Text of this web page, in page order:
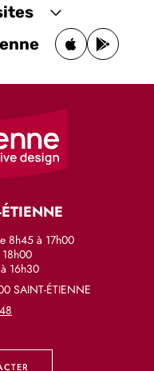
8h45 à 17h00
16h30
SAINT-ÉTIENNE